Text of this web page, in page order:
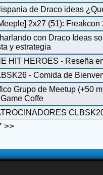
de Draco ideas
2x27 (51): Freakcon
con Draco Ideas
y estrategia
HIT HEROES - Reseña
- Comida de
Grupo de Meetup (+50
Coffe
>>